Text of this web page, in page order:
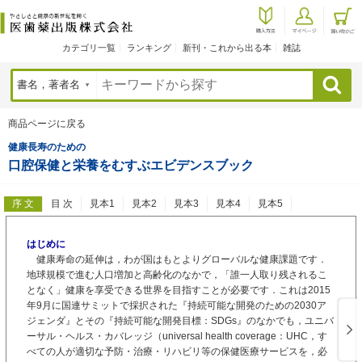
カテゴリ一覧 ランキング 新刊・これから出る本 雑誌
検索
商品ページに戻る
健康長寿のための
口腔保健と栄養をむすぶエビデンスブック
序 文 目 次 見本1 見本2 見本3 見本4 見本5
はじめに
健康寿命の延伸は，わが国はもとよりグローバルな健康課題です．
地球規模で進む人口増加と高齢化のなかで，「誰一人取り残されるこ
となく」健康を享受できる世界を目指すことが必要です．これは2015
年9月に国連サミットで採択された『持続可能な開発のための2030ア
ジェンダ』とその『持続可能な開発目標：SDGs』のなかでも，ユニバ
ーサル・ヘルス・カバレッジ（universal health coverage：UHC，す
べての人が適切な予防・治療・リハビリ等の保健医療サービスを，必